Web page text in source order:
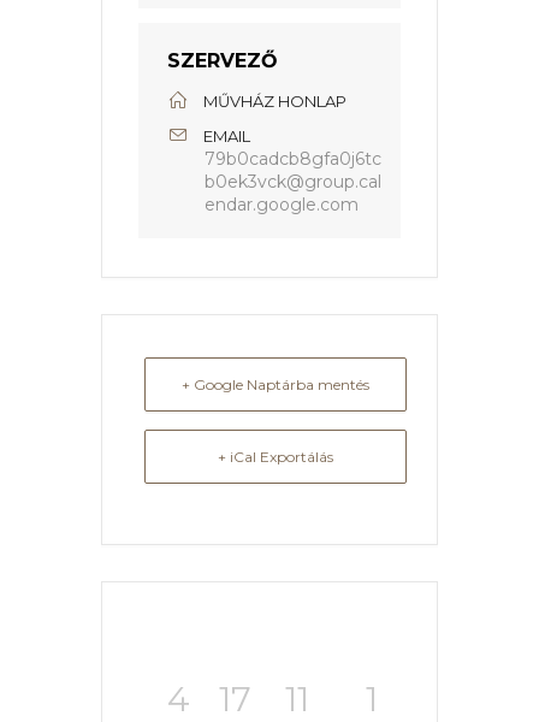
SZERVEZŐ
MŰVHÁZ HONLAP
EMAIL
79b0cadcb8gfa0j6tc
b0ek3vck@group.cal
endar.google.com
+ Google Naptárba mentés
+ iCal Exportálás
4 17 11 1